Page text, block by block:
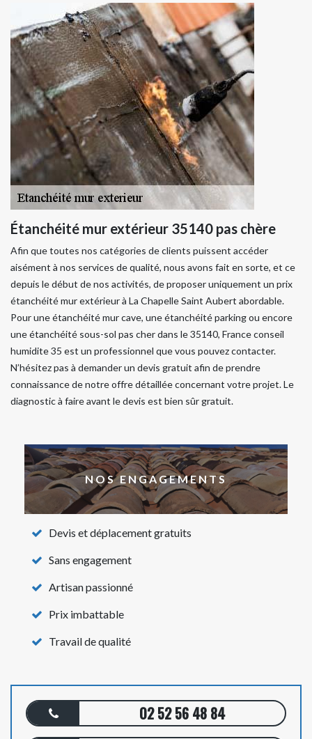
Étanchéité mur extérieur 35140 pas chère
Afin que toutes nos catégories de clients puissent accéder
aisément à nos services de qualité, nous avons fait en sorte, et ce
depuis le début de nos activités, de proposer uniquement un prix
étanchéité mur extérieur à La Chapelle Saint Aubert abordable.
Pour une étanchéité mur cave, une étanchéité parking ou encore
une étanchéité sous-sol pas cher dans le 35140, France conseil
humidite 35 est un professionnel que vous pouvez contacter.
N’hésitez pas à demander un devis gratuit afin de prendre
connaissance de notre offre détaillée concernant votre projet. Le
diagnostic à faire avant le devis est bien sûr gratuit.
NOS ENGAGEMENTS
Devis et déplacement gratuits
Sans engagement
Artisan passionné
Prix imbattable
Travail de qualité
02 52 56 48 84